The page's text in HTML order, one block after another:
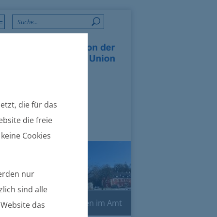
die für das
die freie
Cookies
nur
sind alle
das
Online-Dienste Leben im Amt